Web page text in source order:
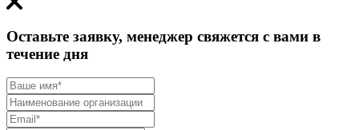
Оставьте заявку, менеджер свяжется с вами в
течение дня